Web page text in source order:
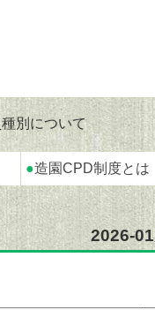
別について
●造園CPD制度とは
2026-01